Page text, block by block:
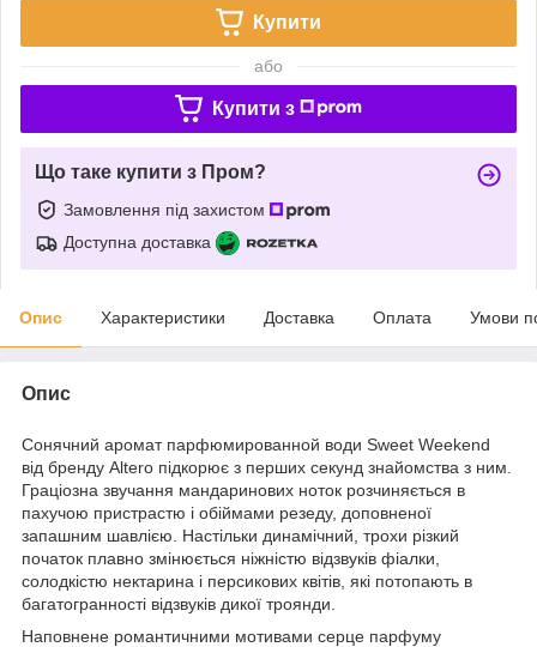
Купити
або
Купити з
Що таке купити з Пром?
Замовлення під захистом
Доступна доставка
Опис Характеристики Доставка Оплата Умови
Опис
Сонячний аромат парфюмированной води Sweet Weekend
від бренду Altero підкорює з перших секунд знайомства з ним.
Граціозна звучання мандаринових ноток розчиняється в
пахучою пристрастю і обіймами резеду, доповненої
запашним шавлією. Настільки динамічний, трохи різкий
початок плавно змінюється ніжністю відзвуків фіалки,
солодкістю нектарина і персикових квітів, які потопають в
багатогранності відзвуків дикої троянди.
Наповнене романтичними мотивами серце парфуму